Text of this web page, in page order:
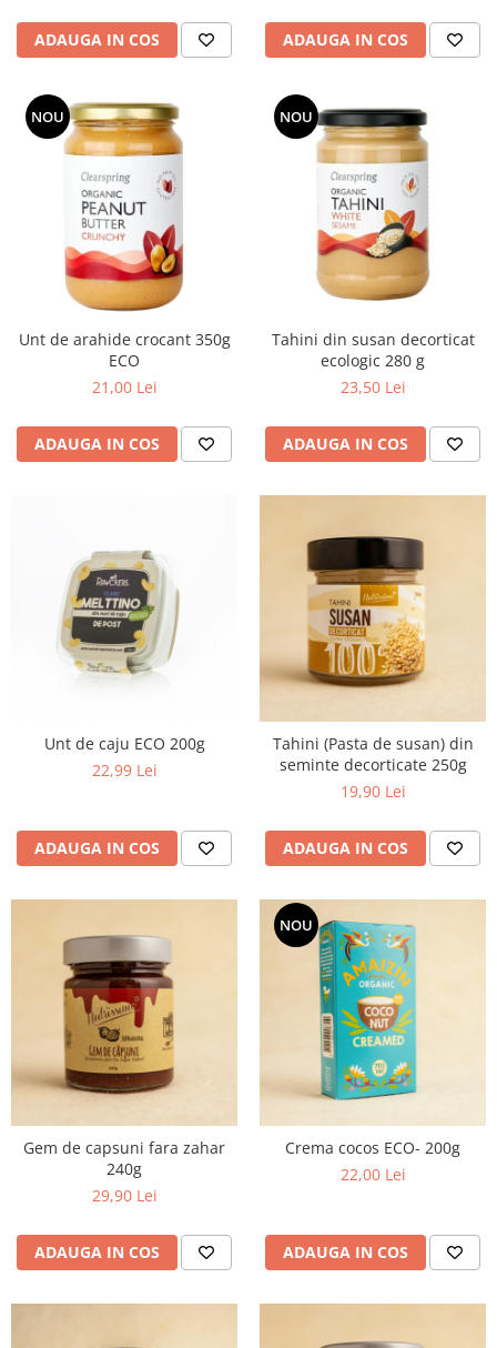
ADAUGA IN COS ADAUGA IN COS
NOU
Unt de arahide crocant 350g
ECO
21,00 Lei
ADAUGA IN COS
NOU
Tahini din susan decorticat
ecologic 280 g
23,50 Lei
ADAUGA IN COS
Unt de caju ECO 200g
22,99 Lei
ADAUGA IN COS
Tahini (Pasta de susan) din
seminte decorticate 250g
19,90 Lei
ADAUGA IN COS
Gem de capsuni fara zahar
240g
29,90 Lei
ADAUGA IN COS
NOU
Crema cocos ECO- 200g
22,00 Lei
ADAUGA IN COS